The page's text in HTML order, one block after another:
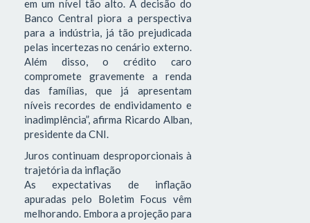
em um nível tão alto. A decisão do
Banco Central piora a perspectiva
para a indústria, já tão prejudicada
pelas incertezas no cenário externo.
Além disso, o crédito caro
compromete gravemente a renda
das famílias, que já apresentam
níveis recordes de endividamento e
inadimplência”, afirma Ricardo Alban,
presidente da CNI.
Juros continuam desproporcionais à
trajetória da inflação
As expectativas de inflação
apuradas pelo Boletim Focus vêm
melhorando. Embora a projeção para